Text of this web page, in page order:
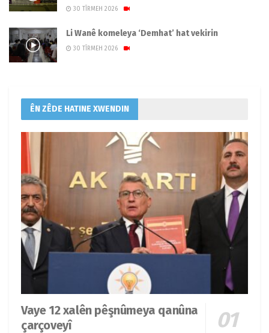
30 TÎRMEH 2026
Li Wanê komeleya ‘Demhat’ hat vekirin
30 TÎRMEH 2026
ÊN ZÊDE HATINE XWENDIN
Vaye 12 xalên pêşnûmeya qanûna
çarçoveyî